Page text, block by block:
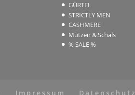
GÜRTEL
STRICTLY MEN
CASHMERE
Mützen & Schals
% SALE %
Impressum Datenschutz